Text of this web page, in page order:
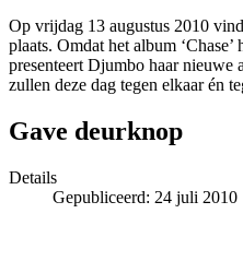
Op vrijdag 13 augustus 2010
plaats. Omdat het album
presenteert Djumbo haar nieuwe
zullen deze dag tegen elkaar én
Gave deurknop
Details
Gepubliceerd: 24 juli 2010